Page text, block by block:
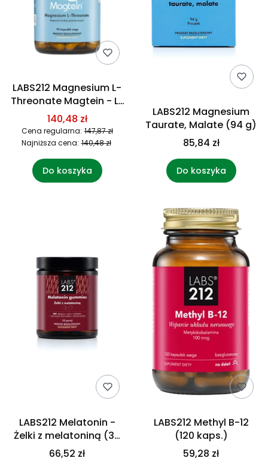
LABS212 Magnesium L-
Threonate Magtein - L-
Treonian magnezu (90
kaps.)
140,48 zł
Cena regularna: 147,87 zł
Najniższa cena: 140,48 zł
Do koszyka
LABS212 Magnesium
Taurate, Malate (94 g)
85,84 zł
Do koszyka
LABS212 Melatonin -
Żelki z melatoniną (30
żelek)
66,52 zł
LABS212 Methyl B-12
(120 kaps.)
59,28 zł